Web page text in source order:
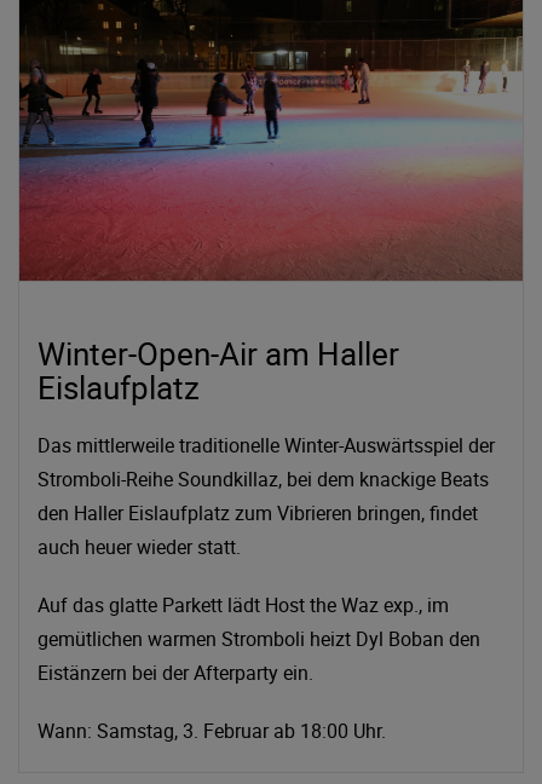
Winter-Open-Air am Haller
Eislaufplatz
Das mittlerweile traditionelle Winter-Auswärtsspiel der
Stromboli-Reihe Soundkillaz, bei dem knackige Beats
den Haller Eislaufplatz zum Vibrieren bringen, findet
auch heuer wieder statt.
Auf das glatte Parkett lädt Host the Waz exp., im
gemütlichen warmen Stromboli heizt Dyl Boban den
Eistänzern bei der Afterparty ein.
Wann: Samstag, 3. Februar ab 18:00 Uhr.